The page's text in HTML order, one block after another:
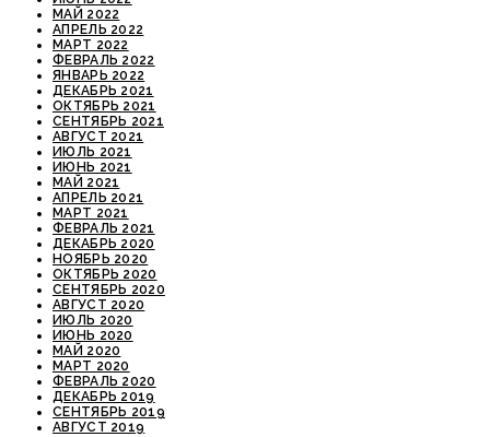
МАЙ 2022
АПРЕЛЬ 2022
МАРТ 2022
ФЕВРАЛЬ 2022
ЯНВАРЬ 2022
ДЕКАБРЬ 2021
ОКТЯБРЬ 2021
СЕНТЯБРЬ 2021
АВГУСТ 2021
ИЮЛЬ 2021
ИЮНЬ 2021
МАЙ 2021
АПРЕЛЬ 2021
МАРТ 2021
ФЕВРАЛЬ 2021
ДЕКАБРЬ 2020
НОЯБРЬ 2020
ОКТЯБРЬ 2020
СЕНТЯБРЬ 2020
АВГУСТ 2020
ИЮЛЬ 2020
ИЮНЬ 2020
МАЙ 2020
МАРТ 2020
ФЕВРАЛЬ 2020
ДЕКАБРЬ 2019
СЕНТЯБРЬ 2019
АВГУСТ 2019